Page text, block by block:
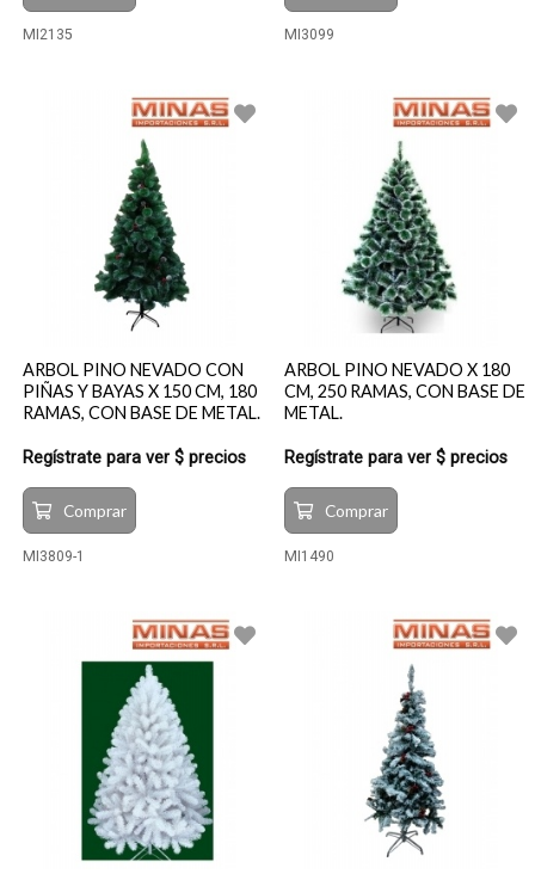
MI2135 MI3099
ARBOL PINO NEVADO CON
PIÑAS Y BAYAS X 150 CM, 180
RAMAS, CON BASE DE METAL.
Regístrate para ver $ precios
Comprar
MI3809-1
ARBOL PINO NEVADO X 180
CM, 250 RAMAS, CON BASE DE
METAL.
Regístrate para ver $ precios
Comprar
MI1490